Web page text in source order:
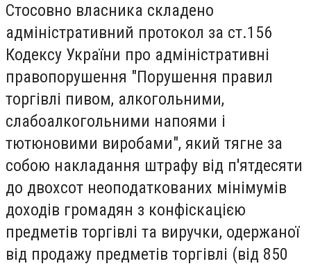
Стосовно власника складено
адміністративний протокол за ст.156
Кодексу України про адміністративні
правопорушення "Порушення правил
торгівлі пивом, алкогольними,
слабоалкогольними напоями і
тютюновими виробами", який тягне за
собою накладання штрафу від п'ятдесяти
до двохсот неоподаткованих мінімумів
доходів громадян з конфіскацією
предметів торгівлі та виручки, одержаної
від продажу предметів торгівлі (від 850